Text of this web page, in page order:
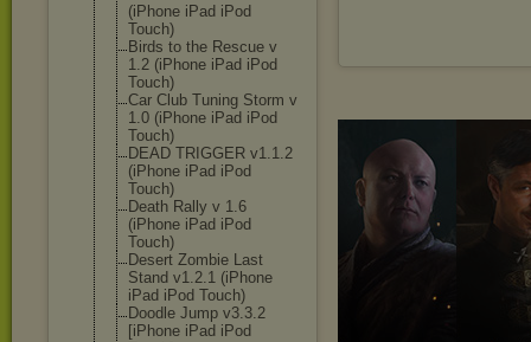
(iPhone iPad iPod
Touch)
Birds to the Rescue v
1.2 (iPhone iPad iPod
Touch)
Car Club Tuning Storm v
1.0 (iPhone iPad iPod
Touch)
DEAD TRIGGER v1.1.2
(iPhone iPad iPod
Touch)
Death Rally v 1.6
(iPhone iPad iPod
Touch)
Desert Zombie Last
Stand v1.2.1 (iPhone
iPad iPod Touch)
Doodle Jump v3.3.2
[iPhone iPad iPod